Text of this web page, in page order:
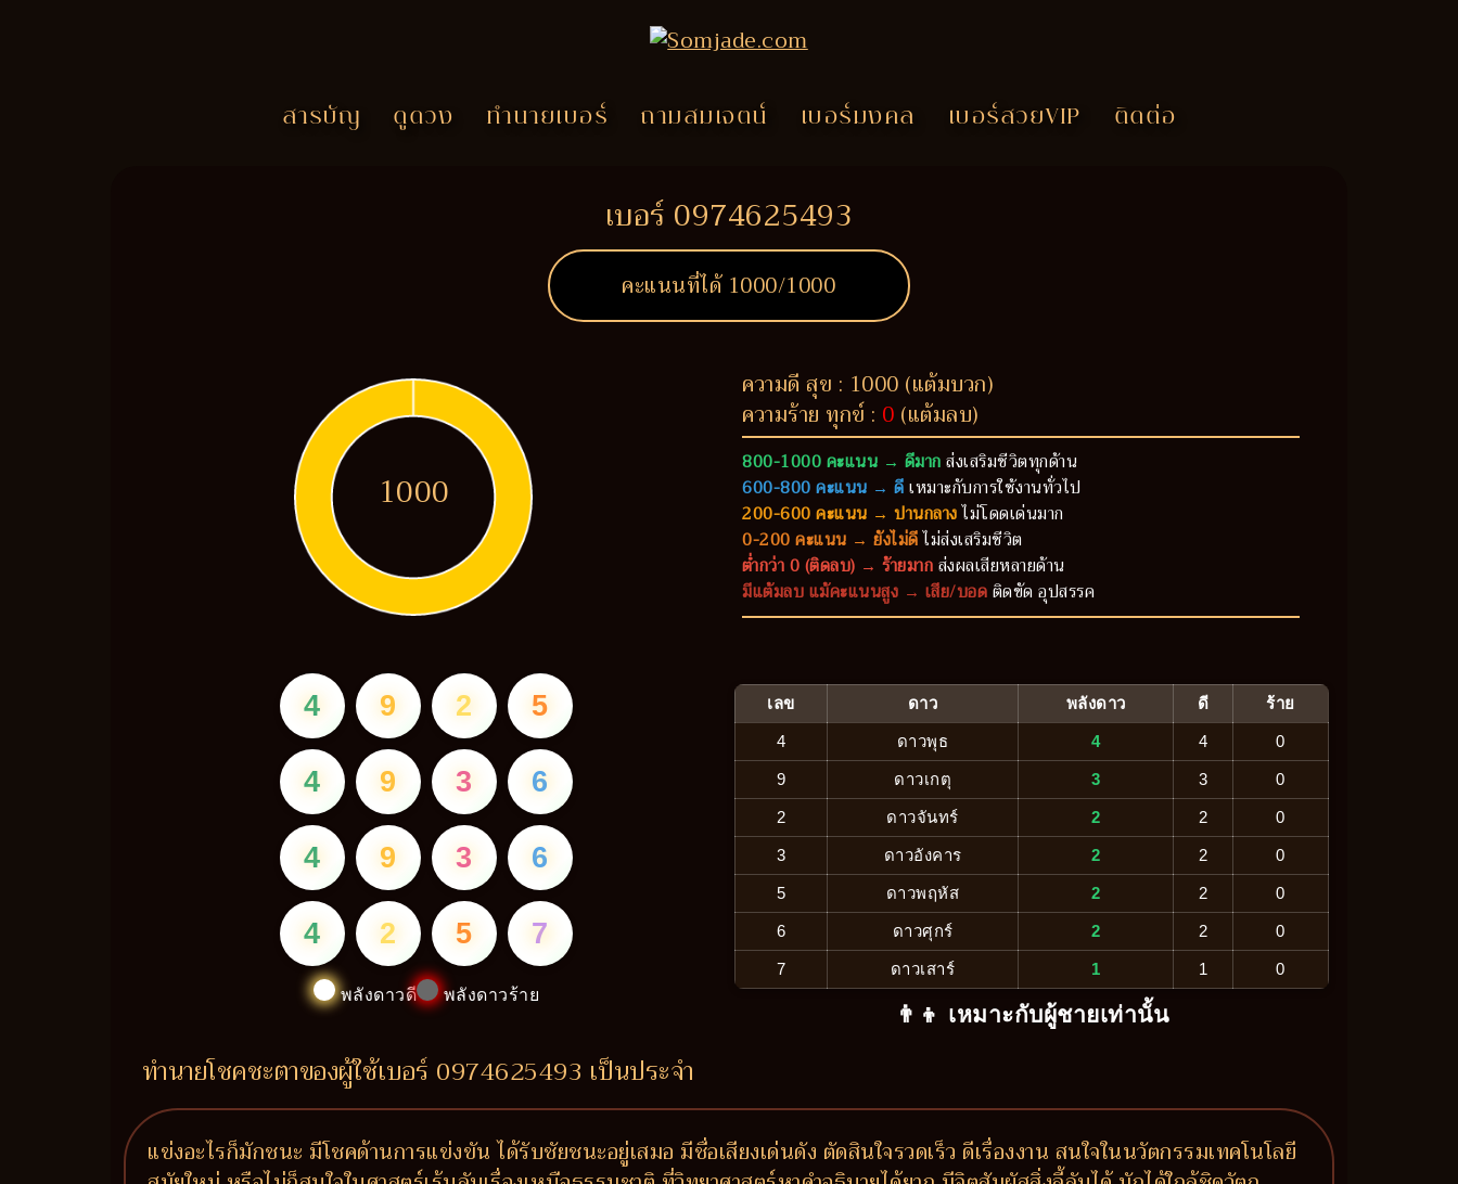
สารบัญ ดูดวง ทำนายเบอร์ ถามสมเจตน์ เบอร์มงคล เบอร์สวยVIP ติดต่อ
เบอร์ 0974625493
คะแนนที่ได้ 1000/1000
1000
ความดี สุข : 1000 (แต้มบวก)
ความร้าย ทุกข์ : 0 (แต้มลบ)
800-1000 คะแนน → ดีมากส่งเสริมชีวิตทุกด้าน
600-800 คะแนน → ดีเหมาะกับการใช้งานทั่วไป
200-600 คะแนน → ปานกลางไม่โดดเด่นมาก
0-200 คะแนน → ยังไม่ดีไม่ส่งเสริมชีวิต
ต่ำกว่า 0 (ติดลบ) → ร้ายมากส่งผลเสียหลายด้าน
มีแต้มลบ แม้คะแนนสูง → เสีย/บอดติดขัด อุปสรรค
4 9 2 5
4 9 3 6
4 9 3 6
4 2 5 7
พลังดาวดี พลังดาวร้าย
เลข ดาว พลังดาว ดี ร้าย
4 ดาวพุธ 4 4 0
9 ดาวเกตุ 3 3 0
2 ดาวจันทร์ 2 2 0
3 ดาวอังคาร 2 2 0
5 ดาวพฤหัส 2 2 0
6 ดาวศุกร์ 2 2 0
7 ดาวเสาร์ 1 1 0
👨‍👦 เหมาะกับผู้ชายเท่านั้น
ทำนายโชคชะตาของผู้ใช้เบอร์ 0974625493 เป็นประจำ
แข่งอะไรก็มักชนะ มีโชคด้านการแข่งขัน ได้รับชัยชนะอยู่เสมอ มีชื่อเสียงเด่นดัง ตัดสินใจรวดเร็ว ดีเรื่องงาน สนใจในนวัตกรรมเทคโนโลยี